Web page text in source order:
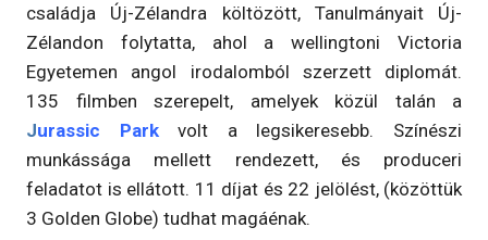
családja Új-Zélandra költözött, Tanulmányait Új-
Zélandon folytatta, ahol a wellingtoni Victoria
Egyetemen angol irodalomból szerzett diplomát.
135 filmben szerepelt, amelyek közül talán a
Jurassic Parkvolt a legsikeresebb. Színészi
munkássága mellett rendezett, és produceri
feladatot is ellátott. 11 díjat és 22 jelölést, (közöttük
3 Golden Globe) tudhat magáénak.